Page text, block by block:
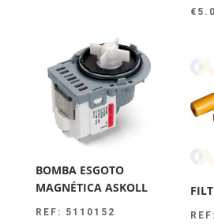
€
BOMBA ESGOTO
MAGNÉTICA ASKOLL
REF: 5110152